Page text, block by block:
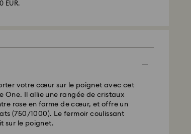
EUR.
votre cœur sur le poignet avec cet
One. Il allie une rangée de cristaux
rose en forme de cœur, et offre un
(750/1000). Le fermoir coulissant
sur le poignet.
au vendredi avant 10:00 HEC
jour ouvrable après traitement et
6.95
de : EUR 99